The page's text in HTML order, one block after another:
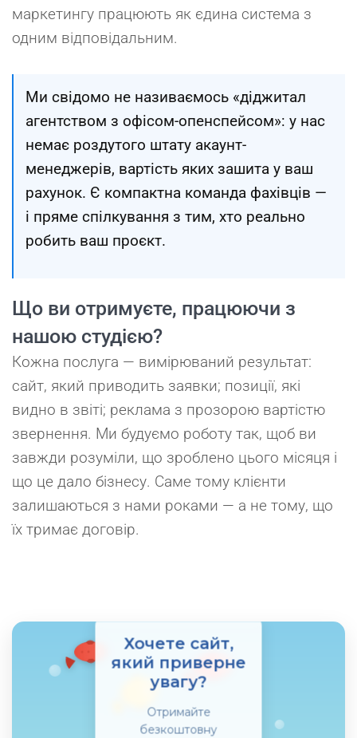
маркетингу працюють як єдина система з
одним відповідальним.
Ми свідомо не називаємось «діджитал
агентством з офісом-опенспейсом»: у нас
немає роздутого штату акаунт-
менеджерів, вартість яких зашита у ваш
рахунок. Є компактна команда фахівців —
і пряме спілкування з тим, хто реально
робить ваш проєкт.
Що ви отримуєте, працюючи з
нашою студією?
Кожна послуга — вимірюваний результат:
сайт, який приводить заявки; позиції, які
видно в звіті; реклама з прозорою вартістю
звернення. Ми будуємо роботу так, щоб ви
завжди розуміли, що зроблено цього місяця і
що це дало бізнесу. Саме тому клієнти
залишаються з нами роками — а не тому, що
їх тримає договір.
Хочете сайт,
який приверне
увагу?
Отримайте
безкоштовну